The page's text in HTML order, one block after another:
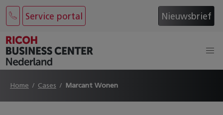
Service portal Nieuwsbrief
Home Cases Marcant Wonen